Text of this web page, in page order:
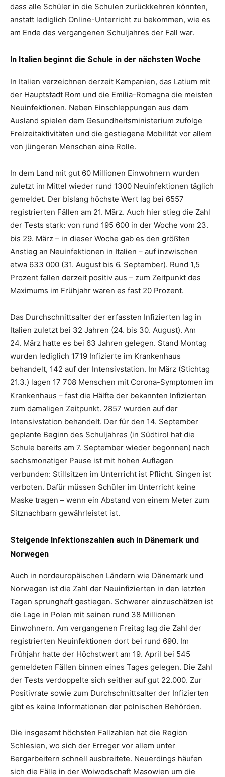
dass alle Schüler in die Schulen zurückkehren könnten,
anstatt lediglich Online-Unterricht zu bekommen, wie es
am Ende des vergangenen Schuljahres der Fall war.
In Italien beginnt die Schule in der nächsten Woche
In Italien verzeichnen derzeit Kampanien, das Latium mit
der Hauptstadt Rom und die Emilia-Romagna die meisten
Neuinfektionen. Neben Einschleppungen aus dem
Ausland spielen dem Gesundheitsministerium zufolge
Freizeitaktivitäten und die gestiegene Mobilität vor allem
von jüngeren Menschen eine Rolle.
In dem Land mit gut 60 Millionen Einwohnern wurden
zuletzt im Mittel wieder rund 1300 Neuinfektionen täglich
gemeldet. Der bislang höchste Wert lag bei 6557
registrierten Fällen am 21. März. Auch hier stieg die Zahl
der Tests stark: von rund 195 600 in der Woche vom 23.
bis 29. März – in dieser Woche gab es den größten
Anstieg an Neuinfektionen in Italien – auf inzwischen
etwa 633 000 (31. August bis 6. September). Rund 1,5
Prozent fallen derzeit positiv aus – zum Zeitpunkt des
Maximums im Frühjahr waren es fast 20 Prozent.
Das Durchschnittsalter der erfassten Infizierten lag in
Italien zuletzt bei 32 Jahren (24. bis 30. August). Am
24. März hatte es bei 63 Jahren gelegen. Stand Montag
wurden lediglich 1719 Infizierte im Krankenhaus
behandelt, 142 auf der Intensivstation. Im März (Stichtag
21.3.) lagen 17 708 Menschen mit Corona-Symptomen im
Krankenhaus – fast die Hälfte der bekannten Infizierten
zum damaligen Zeitpunkt. 2857 wurden auf der
Intensivstation behandelt. Der für den 14. September
geplante Beginn des Schuljahres (in Südtirol hat die
Schule bereits am 7. September wieder begonnen) nach
sechsmonatiger Pause ist mit hohen Auflagen
verbunden: Stillsitzen im Unterricht ist Pflicht. Singen ist
verboten. Dafür müssen Schüler im Unterricht keine
Maske tragen – wenn ein Abstand von einem Meter zum
Sitznachbarn gewährleistet ist.
Steigende Infektionszahlen auch in Dänemark und
Norwegen
Auch in nordeuropäischen Ländern wie Dänemark und
Norwegen ist die Zahl der Neuinfizierten in den letzten
Tagen sprunghaft gestiegen. Schwerer einzuschätzen ist
die Lage in Polen mit seinen rund 38 Millionen
Einwohnern. Am vergangenen Freitag lag die Zahl der
registrierten Neuinfektionen dort bei rund 690. Im
Frühjahr hatte der Höchstwert am 19. April bei 545
gemeldeten Fällen binnen eines Tages gelegen. Die Zahl
der Tests verdoppelte sich seither auf gut 22.000. Zur
Positivrate sowie zum Durchschnittsalter der Infizierten
gibt es keine Informationen der polnischen Behörden.
Die insgesamt höchsten Fallzahlen hat die Region
Schlesien, wo sich der Erreger vor allem unter
Bergarbeitern schnell ausbreitete. Neuerdings häufen
sich die Fälle in der Woiwodschaft Masowien um die